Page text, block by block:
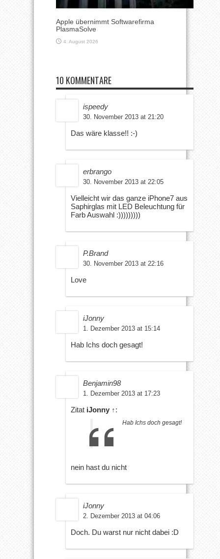
Apple übernimmt Softwarefirma
PlasmaSolve
4. August 2026
10 KOMMENTARE
ispeedy
30. November 2013 at 21:20
Das wäre klasse!! :-)
erbrango
30. November 2013 at 22:05
Vielleicht wir das ganze iPhone7 aus
Saphirglas mit LED Beleuchtung für
Farb Auswahl :)))))))))
P.Brand
30. November 2013 at 22:16
Love
iJonny
1. Dezember 2013 at 15:14
Hab Ichs doch gesagt!
Benjamin98
1. Dezember 2013 at 17:23
Zitat iJonny ↑:
Hab Ichs doch gesagt!
nein hast du nicht
iJonny
2. Dezember 2013 at 04:06
Doch. Du warst nur nicht dabei :D